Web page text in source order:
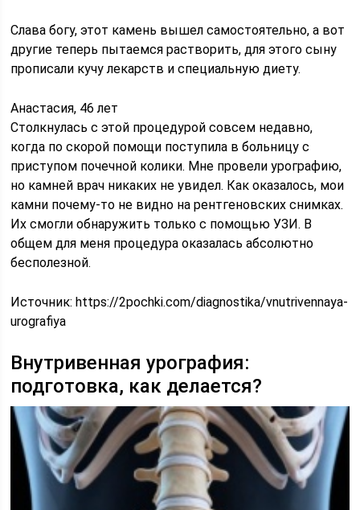
Слава богу, этот камень вышел самостоятельно, а вот
другие теперь пытаемся растворить, для этого сыну
прописали кучу лекарств и специальную диету.
Анастасия, 46 лет
Столкнулась с этой процедурой совсем недавно,
когда по скорой помощи поступила в больницу с
приступом почечной колики. Мне провели урографию,
но камней врач никаких не увидел. Как оказалось, мои
камни почему-то не видно на рентгеновских снимках.
Их смогли обнаружить только с помощью УЗИ. В
общем для меня процедура оказалась абсолютно
бесполезной.
Источник: https://2pochki.com/diagnostika/vnutrivennaya-
urografiya
Внутривенная урография:
подготовка, как делается?